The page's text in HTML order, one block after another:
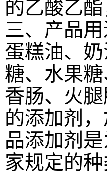
的乙酸乙
三、产品
蛋糕油、
糖、水果
香肠、火
的添加剂
品添加剂
家规定的